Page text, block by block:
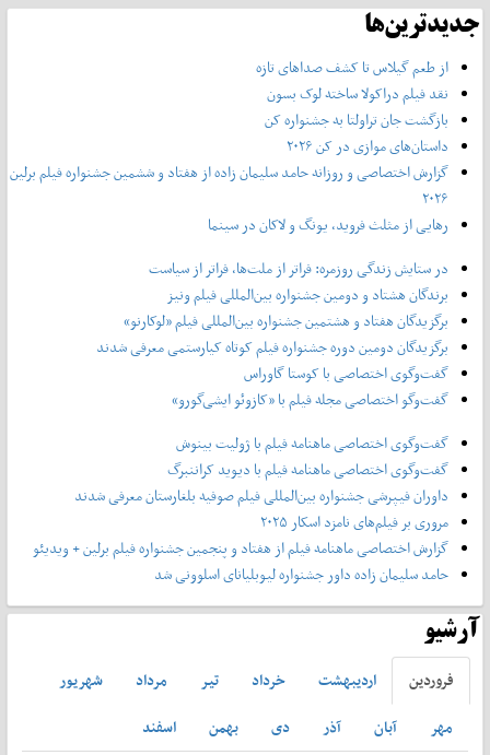
جدیدترین‌ها
از طعم گیلاس تا کشف صداهای تازه
نقد فیلم دراکولا ساخته لوک بسون
بازگشت جان تراولتا به جشنواره کن
داستان‌های موازی در کن ۲۰۲۶
گزارش اختصاصی و روزانه حامد سلیمان زاده از هفتاد و‌ ششمین جشنواره فیلم برلین
۲۰۲۶
رهایی از مثلث فروید، یونگ و لاکان در سینما
در ستایش زندگی روزمره: فراتر از ملت‌ها، فراتر از سیاست
برندگان هشتاد و دومین جشنواره بین‌المللی فیلم ونیز
برگزیدگان هفتاد و هشتمین جشنواره بین‌المللی فیلم «لوکارنو»
برگزیدگان دومین دوره جشنواره فیلم کوتاه کیارستمی معرفی شدند
گفت‌وگوی اختصاصی با کوستا گاوراس
گفت‌وگو اختصاصی مجله فیلم با «کازوئو ایشی‌گورو»
گفت‌وگوی اختصاصی ماهنامه فیلم با ژولیت بینوش
گفت‌وگوی اختصاصی ماهنامه فیلم با دیوید کراننبرگ
داوران فیپرشی جشنواره بین‌المللی فیلم صوفیه بلغارستان معرفی شدند
مروری بر فیلم‌های نامزد اسکار ۲۰۲۵
گزارش اختصاصی ماهنامه فیلم از هفتاد و پنجمین جشنواره فیلم برلین + ویدیئو
حامد سلیمان زاده داور جشنواره لیوبلیانای اسلوونی شد
آرشیو
فروردين ارديبهشت خرداد تير مرداد
شهريور
مهر
آبان آذر دی بهمن
اسفند